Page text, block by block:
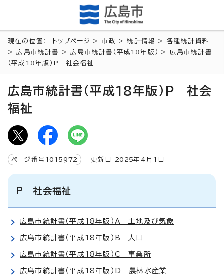
現在の位置： トップページ >市政 >統計情報 > 各種統計資料
>広島市統計書 >広島市統計書（平成18年版）
> 広島市統計書
（平成18年版）P 社会福祉
広島市統計書（平成18年版）P 社会
福祉
ページ番号 1015972 更新日 2025年4月1日
P 社会福祉
広島市統計書（平成18年版）A 土地及び気象
広島市統計書（平成18年版）B 人口
広島市統計書（平成18年版）C 事業所
広島市統計書（平成18年版）D 農林水産業